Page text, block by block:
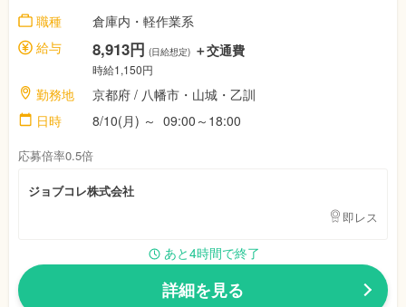
職種
倉庫内・軽作業系
給与
8,913円 (日給想定) ＋交通費
時給1,150円
勤務地
京都府 / 八幡市・山城・乙訓
日時
8/10(月) ～ 09:00～18:00
応募倍率0.5倍
ジョブコレ株式会社
即レス
あと4時間で終了
詳細を見る